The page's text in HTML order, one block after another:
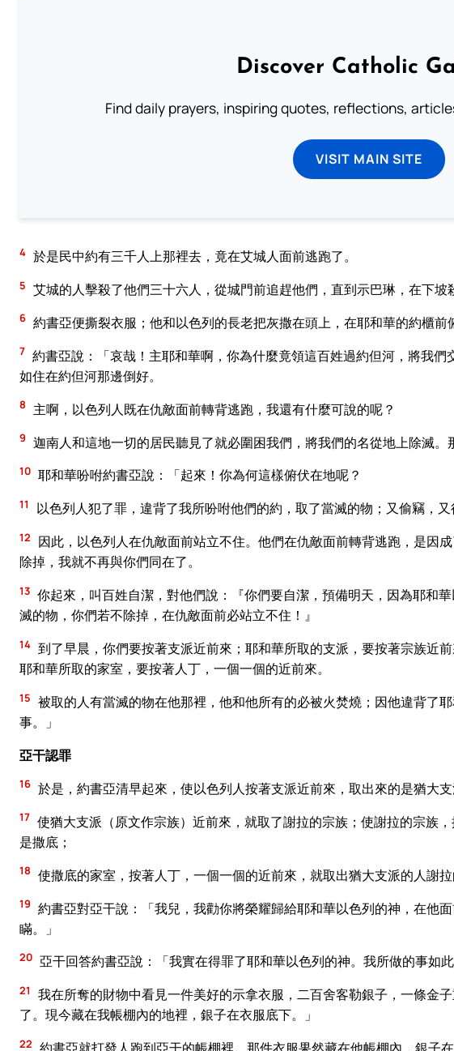
Discover Catholic
Find daily prayers, inspiring quotes, reflections,
VISIT MAIN SITE
4 於是民中約有三千人上那裡去，竟在艾城人面前逃跑了。
5 艾城的人擊殺了他們三十六人，從城門前追趕他們，直到示巴琳，在下坡
6 約書亞便撕裂衣服；他和以色列的長老把灰撒在頭上，在耶和華的約櫃前
7 約書亞說：「哀哉！主耶和華啊，你為什麼竟領這百姓過約但河，將我
如住在約但河那邊倒好。
8 主啊，以色列人既在仇敵面前轉背逃跑，我還有什麼可說的呢？
9 迦南人和這地一切的居民聽見了就必圍困我們，將我們的名從地上除滅。
10 耶和華吩咐約書亞說：「起來！你為何這樣俯伏在地呢？
11 以色列人犯了罪，違背了我所吩咐他們的約，取了當滅的物；又偷竊，
12
因此，以色列人在仇敵面前站立不住。他們在仇敵面前轉背逃跑，是因
除掉，我就不再與你們同在了。
13 你起來，叫百姓自潔，對他們說：『你們要自潔，預備明天，因為耶和
滅的物，你們若不除掉，在仇敵面前必站立不住！』
14 到了早晨，你們要按著支派近前來；耶和華所取的支派，要按著宗族近
耶和華所取的家室，要按著人丁，一個一個的近前來。
15 被取的人有當滅的物在他那裡，他和他所有的必被火焚燒；因他違背了
事。」
亞干認罪
16 於是，約書亞清早起來，使以色列人按著支派近前來，取出來的是猶大支
17 使猶大支派（原文作宗族）近前來，就取了謝拉的宗族；使謝拉的宗族
是撒底；
18 使撒底的家室，按著人丁，一個一個的近前來，就取出猶大支派的人謝
19 約書亞對亞干說：「我兒，我勸你將榮耀歸給耶和華以色列的神，在他
瞞。」
20 亞干回答約書亞說：「我實在得罪了耶和華以色列的神。我所做的事如此
21
我在所奪的財物中看見一件美好的示拿衣服，二百舍客勒銀子，一條金
了。現今藏在我帳棚內的地裡，銀子在衣服底下。」
22